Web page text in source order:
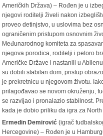
Američkih Država) – Rođen je u
njegovi roditelji živeli nakon
proveo detinjstvo, u uslovima bez
ograničenim pristupom osnovnim
Međunarodnog komiteta za
njegova porodica, roditelji i petoro
Američke Države i nastanili u
su dobili stabilan dom, pristup
je prekretnicu u njegovom životu.
prilagođavao se novom okruženju,
se razvijao i pronalazio stabilnost.
kada je dobio priliku da igra za
Ermedin Demirović (igrač
Hercegovine) – Rođen je u